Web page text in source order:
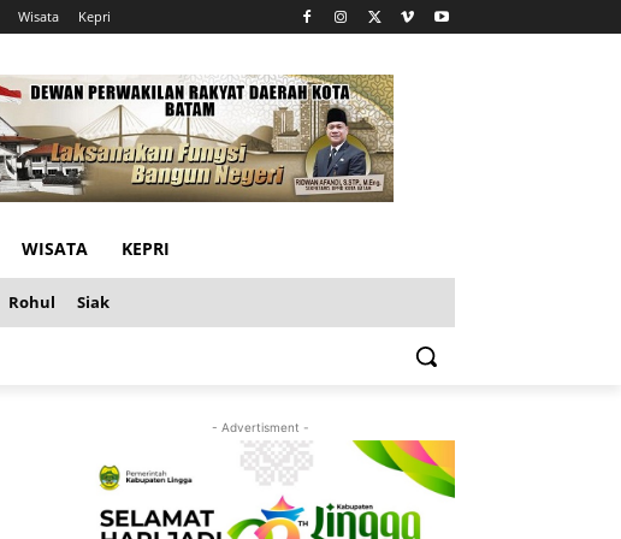
Wisata Kepri
WISATA KEPRI
Rohul Siak
- Advertisment -